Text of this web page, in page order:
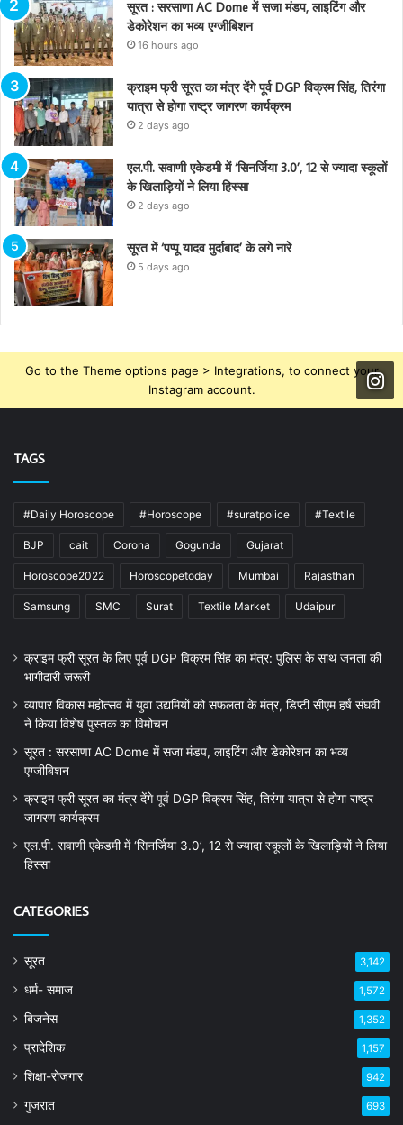
सूरत : सरसाणा AC Dome में सजा मंडप, लाइटिंग और
डेकोरेशन का भव्य एग्जीबिशन
16 hours ago
क्राइम फ्री सूरत का मंत्र देंगे पूर्व DGP विक्रम सिंह, तिरंगा
यात्रा से होगा राष्ट्र जागरण कार्यक्रम
2 days ago
एल.पी. सवाणी एकेडमी में ‘सिनर्जिया 3.0’, 12 से ज्यादा स्कूलों
के खिलाड़ियों ने लिया हिस्सा
2 days ago
सूरत में ‘पप्पू यादव मुर्दाबाद’ के लगे नारे
5 days ago
Go to the Theme options page > Integrations, to connect your
Instagram account.
TAGS
#Daily Horoscope #Horoscope #suratpolice #Textile
BJP cait Corona Gogunda Gujarat
Horoscope2022 Horoscopetoday Mumbai Rajasthan
Samsung SMC Surat Textile Market Udaipur
क्राइम फ्री सूरत के लिए पूर्व DGP विक्रम सिंह का मंत्र: पुलिस के साथ जनता की
भागीदारी जरूरी
व्यापार विकास महोत्सव में युवा उद्यमियों को सफलता के मंत्र, डिप्टी सीएम हर्ष संघवी
ने किया विशेष पुस्तक का विमोचन
सूरत : सरसाणा AC Dome में सजा मंडप, लाइटिंग और डेकोरेशन का भव्य
एग्जीबिशन
क्राइम फ्री सूरत का मंत्र देंगे पूर्व DGP विक्रम सिंह, तिरंगा यात्रा से होगा राष्ट्र
जागरण कार्यक्रम
एल.पी. सवाणी एकेडमी में ‘सिनर्जिया 3.0’, 12 से ज्यादा स्कूलों के खिलाड़ियों ने लिया
हिस्सा
CATEGORIES
सूरत 3,142
धर्म- समाज 1,572
बिजनेस 1,352
प्रादेशिक 1,157
शिक्षा-रोजगार 942
गुजरात 693